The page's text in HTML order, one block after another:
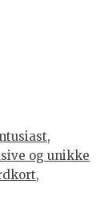
og unikke